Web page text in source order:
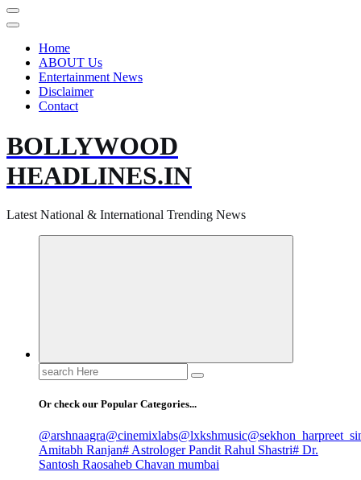
Home
ABOUT Us
Entertainment News
Disclaimer
Contact
BOLLYWOOD
HEADLINES.IN
Latest National & International Trending News
Search
for:
Or check our Popular Categories...
@arshnaagra@cinemixlabs@lxkshmusic
Amitabh Ranjan# Astrologer Pandit Rahul Shastri# Dr.
Santosh Raosaheb Chavan mumbai